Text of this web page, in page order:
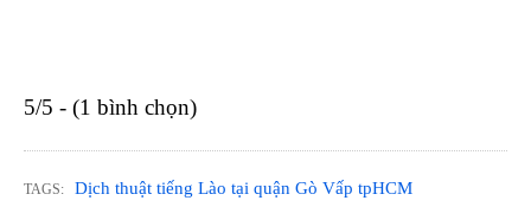
5/5 - (1 bình chọn)
TAGS: Dịch thuật tiếng Lào tại quận Gò Vấp tpHCM